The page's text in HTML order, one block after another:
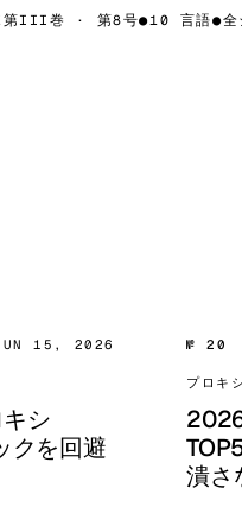
III巻 · 第8号●10 言語●全シ
15, 2026
シ
クを回避
№ 20
プロキシ
潰さ